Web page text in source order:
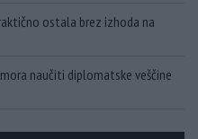
ostala brez izhoda na
naučiti diplomatske veščine